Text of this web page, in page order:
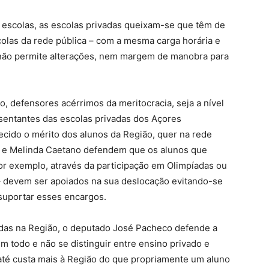
as escolas privadas queixam-se que têm de
da rede pública – com a mesma carga horária e
permite alterações, nem margem de manobra para
defensores acérrimos da meritocracia, seja a nível
das escolas privadas dos Açores
o mérito dos alunos da Região, quer na rede
Melinda Caetano defendem que os alunos que
exemplo, através da participação em Olimpíadas ou
ser apoiados na sua deslocação evitando-se
esses encargos.
na Região, o deputado José Pacheco defende a
todo e não se distinguir entre ensino privado e
custa mais à Região do que propriamente um aluno